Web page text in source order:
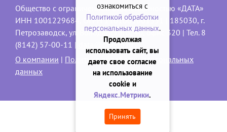
Общество с ограниченной ответственностью «ДАТА»
ИНН 1001229684, ОГРН 1101001001551 | 185030, г.
Петрозаводск, ул. Володарского, 40, офис 320 | Тел. 8
(8142) 57-00-11 |
data@onego.ru
О компании | Политика обработки персональных
данных
ознакомиться с
Политикой обработки
персональных данных.
Продолжая
использовать сайт, вы
даете свое согласие
на использование
cookie и
Яндекс.Метрики.
Принять